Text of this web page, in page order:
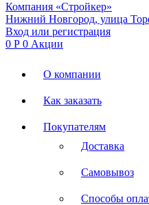
Компания «Стройкер»
Нижний Новгород, улица
Вход или регистрация
0 Р 0 Акции
О компании
Как заказать
Покупателям
Доставка
Самовывоз
Способы